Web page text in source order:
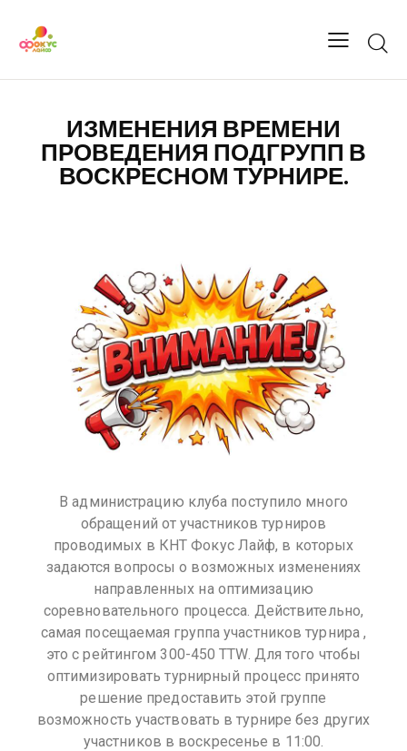
ИЗМЕНЕНИЯ ВРЕМЕНИ
ПРОВЕДЕНИЯ ПОДГРУПП В
ВОСКРЕСНОМ ТУРНИРЕ.
В администрацию клуба поступило много
обращений от участников турниров
проводимых в КНТ Фокус Лайф, в которых
задаются вопросы о возможных изменениях
направленных на оптимизацию
соревновательного процесса. Действительно,
самая посещаемая группа участников турнира ,
это с рейтингом 300-450 TTW. Для того чтобы
оптимизировать турнирный процесс принято
решение предоставить этой группе
возможность участвовать в турнире без других
участников в воскресенье в 11:00.